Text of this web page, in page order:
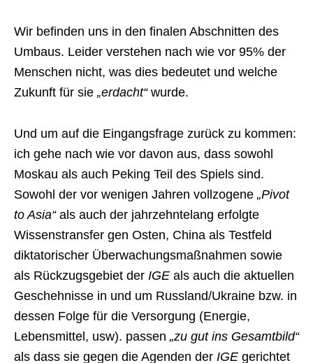
Wir befinden uns in den finalen Abschnitten des
Umbaus. Leider verstehen nach wie vor 95% der
Menschen nicht, was dies bedeutet und welche
Zukunft für sie „erdacht“wurde.
Und um auf die Eingangsfrage zurück zu kommen:
ich gehe nach wie vor davon aus, dass sowohl
Moskau als auch Peking Teil des Spiels sind.
Sowohl der vor wenigen Jahren vollzogene „Pivot
to Asia“als auch der jahrzehntelang erfolgte
Wissenstransfer gen Osten, China als Testfeld
diktatorischer Überwachungsmaßnahmen sowie
als Rückzugsgebiet der IGE als auch die aktuellen
Geschehnisse in und um Russland/Ukraine bzw. in
dessen Folge für die Versorgung (Energie,
Lebensmittel, usw). passen „zu gut ins Gesamtbild“
als dass sie gegen die Agenden der IGE gerichtet